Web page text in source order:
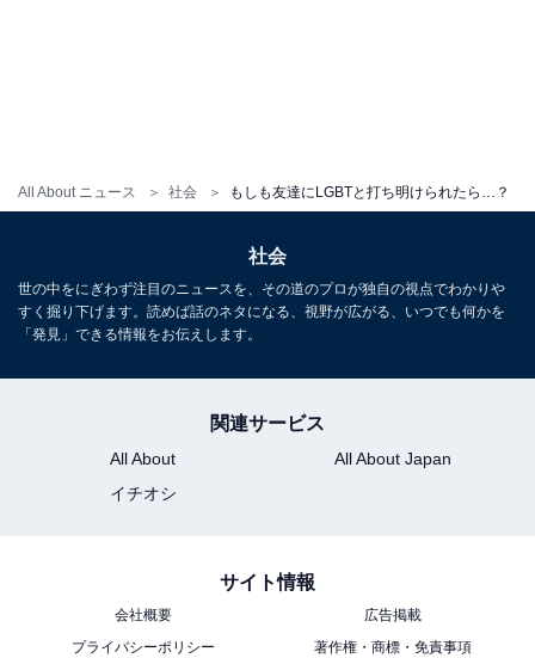
All About ニュース 社会 もしも友達にLGBTと打ち明けられたら…？
しなくていい社会だと思います。オランダでも、ずっと
権利を主張する団体が設立されたのが第二次大戦直後の
1946年、そして、同性婚を認める法律が発行されたのが
2001年と、まさに今日の社会は、オランダ人が歴史の中
私は普段、子供の心理を取り扱っていますが、悩みの根
いじめ、偏見につながり、嫉妬、不安、怒りなどの負の
感情が生まれてしまいます。「異見」とせずに、「意
社会
世の中をにぎわず注目のニュースを、その道のプロが独自の視点でわかりや
すく掘り下げます。読めば話のネタになる、視野が広がる、いつでも何かを
「発見」できる情報をお伝えします。
関連サービス
All About
All About Japan
イチオシ
サイト情報
会社概要
広告掲載
プライバシーポリシー
著作権・商標・免責事項